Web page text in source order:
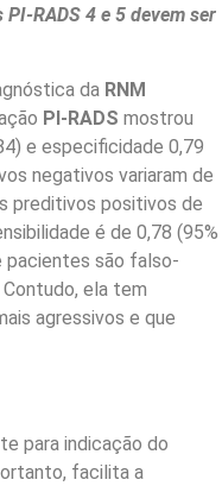
PI-RADS 4 e 5 devem ser
da RNM
PI-RADS mostrou
e especificidade 0,79
negativos variaram de
preditivos positivos de
é de 0,78 (95%
pacientes são falso-
ela tem
agressivos e que
para indicação do
facilita a